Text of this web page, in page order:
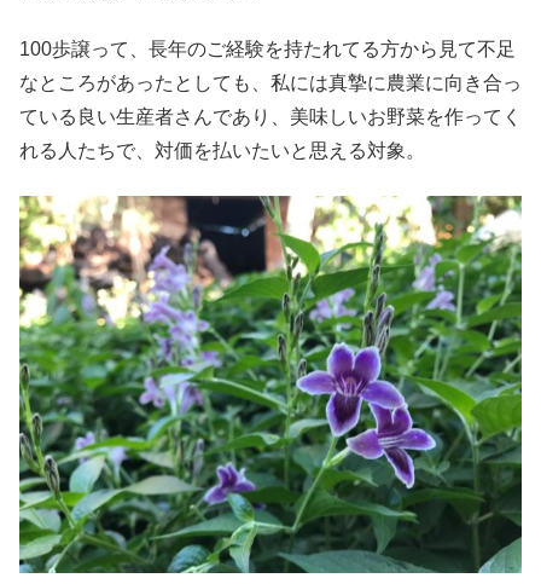
100歩譲って、長年のご経験を持たれてる方から見て不足
なところがあったとしても、私には真摯に農業に向き合っ
ている良い生産者さんであり、美味しいお野菜を作ってく
れる人たちで、対価を払いたいと思える対象。